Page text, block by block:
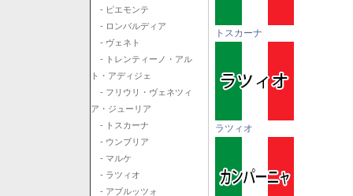
- ピエモンテ
- ロンバルディア
- ヴェネト
- トレンティーノ・アル
ト・アディジェ
- フリウリ・ヴェネツィ
ア・ジューリア
- トスカーナ
- ウンブリア
- マルケ
- ラツィオ
- アブルッツォ
トスカーナ
ラツィオ